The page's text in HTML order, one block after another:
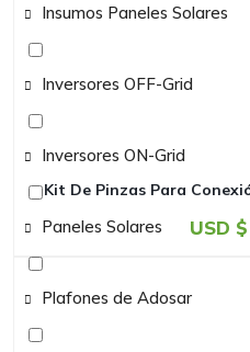
Insumos Paneles Solares
Inversores OFF-Grid
Inversores ON-Grid
Paneles Solares
Plafones de Adosar
Kit De Pinzas Para
USD $